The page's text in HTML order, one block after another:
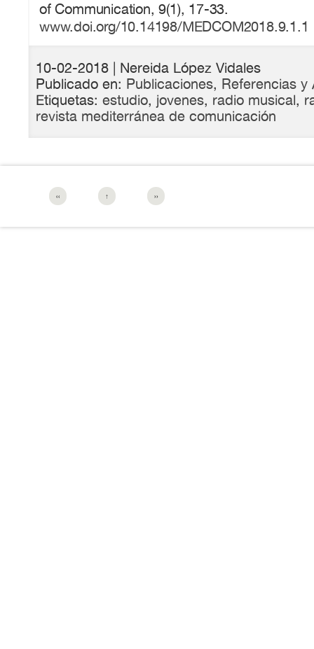
of Communication, 9(1), 17-33.
www.doi.org/10.14198/MEDCOM2018.9.1.1
10-02-2018 | Nereida López Vidales
Publicado en: Publicaciones, Referencias y
Etiquetas: estudio, jovenes, radio musical,
revista mediterránea de comunicación
‹‹ ↑ ››